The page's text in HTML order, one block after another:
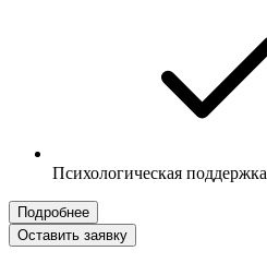
Психологическая поддержка
Подробнее
Оставить заявку